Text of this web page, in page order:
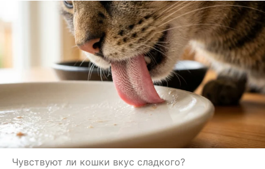
Чувствуют ли кошки вкус сладкого?